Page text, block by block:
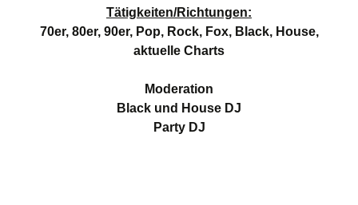
Tätigkeiten/Richtungen:
70er, 80er, 90er, Pop, Rock, Fox, Black, House,
aktuelle Charts
Moderation
Black und House DJ
Party DJ